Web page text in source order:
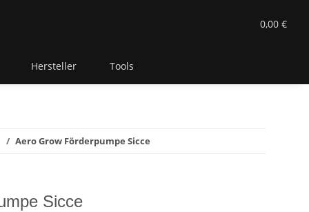
0,00 €
Hersteller Tools
Aero Grow Förderpumpe Sicce
Sicce